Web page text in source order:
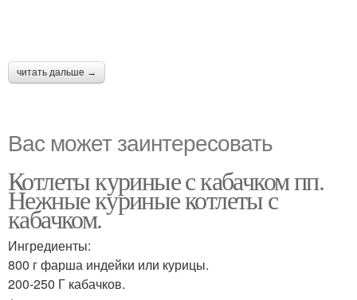
читать дальше →
Вас может заинтересовать
Котлеты куриные с кабачком пп.
Нежные куриные котлеты с
кабачком.
Ингредиенты:
800 г фарша индейки или курицы.
200-250 Г кабачков.